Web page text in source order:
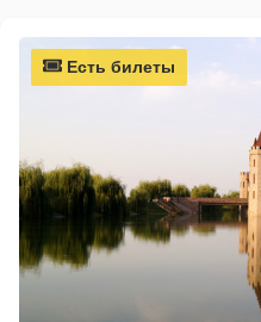
Есть билеты